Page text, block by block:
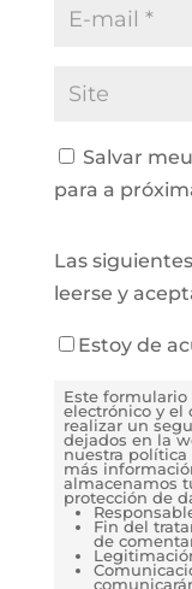
Salvar
para a
Las
leerse y
Estoy de
Este
electrónico y el
realizar un
dejados en la
nuestra política
más
almacenamos
protección de
Fin del
de